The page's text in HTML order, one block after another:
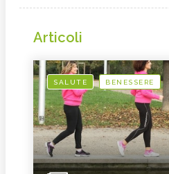
Articoli
SALUTE BENESSERE